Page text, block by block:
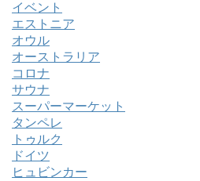
イベント
エストニア
オウル
オーストラリア
コロナ
サウナ
スーパーマーケット
タンペレ
トゥルク
ドイツ
ヒュビンカー